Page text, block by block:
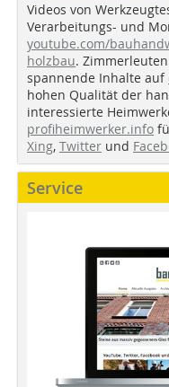
Videos von
Verarbeitungs- und
youtube.com/
holzbau.
spannende Inhalte auf
hohen Qualität der
interessierte
profiheimwerker.info
Xing, Twitter und
Service